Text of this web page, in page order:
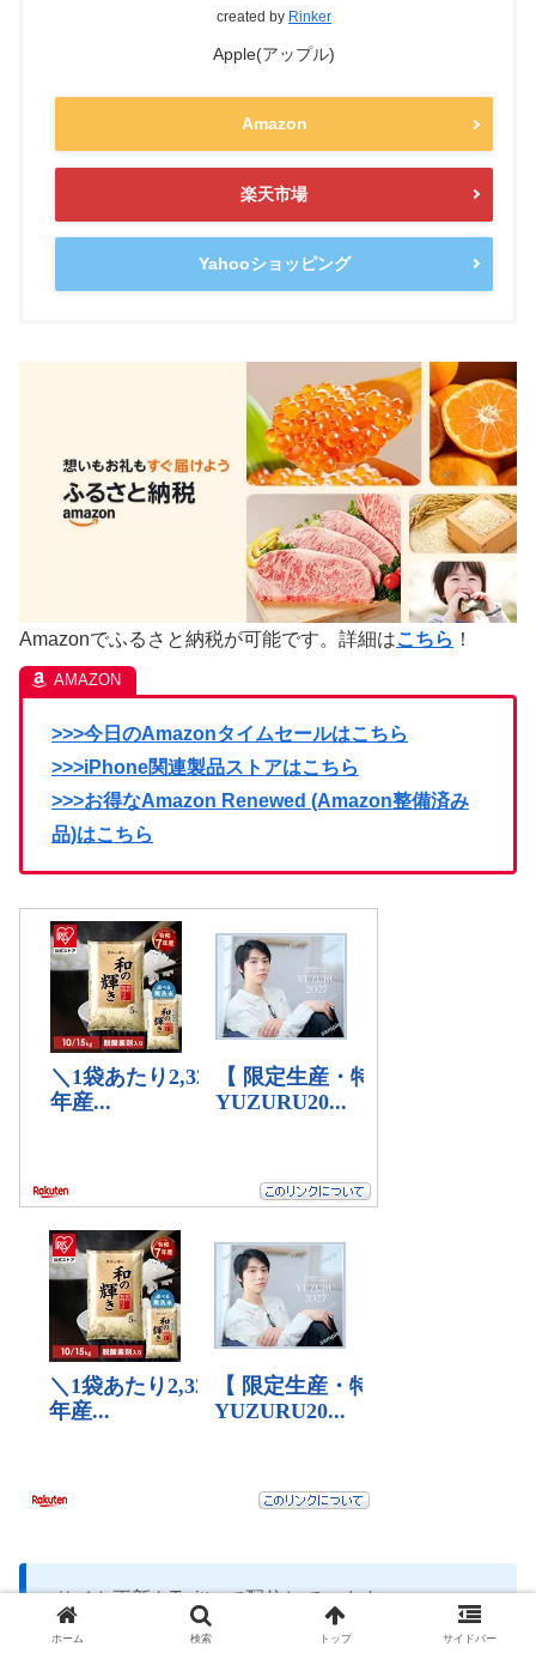
created by Rinker
Apple(アップル)
Amazon
楽天市場
Yahooショッピング
Amazonでふるさと納税が可能です。詳細はこちら ！
>>>今日のAmazonタイムセールはこちら
>>>iPhone関連製品ストアはこちら
>>>お得なAmazon Renewed (Amazon整備済み
品)はこちら
サイト更新をTwitterで配信しています
（
@Kazu_blog）。
ホーム 検索 トップ サイドバー